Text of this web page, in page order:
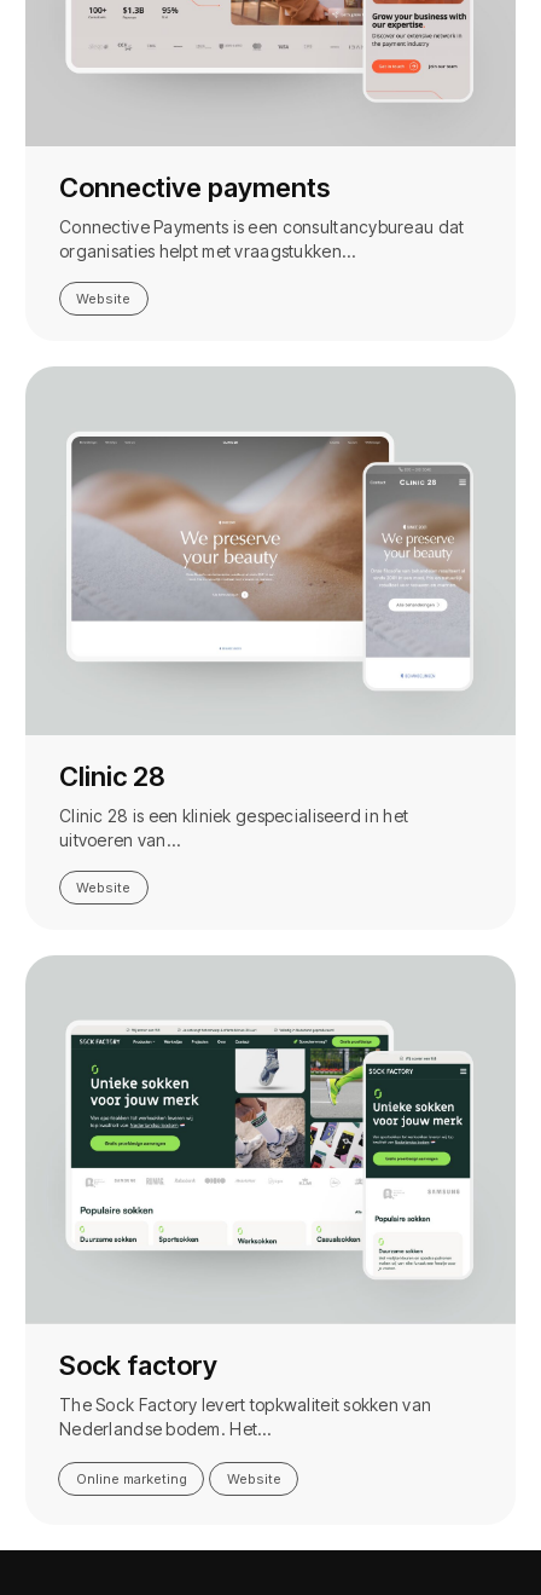
Connective payments
Connective Payments is een consultancybureau dat
organisaties helpt met vraagstukken…
Website
Clinic 28
Clinic 28 is een kliniek gespecialiseerd in het
uitvoeren van…
Website
Sock factory
The Sock Factory levert topkwaliteit sokken van
Nederlandse bodem. Het…
Online marketing Website